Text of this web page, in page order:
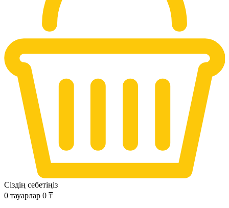
Сіздің себетіңіз
0 тауарлар 0 ₸